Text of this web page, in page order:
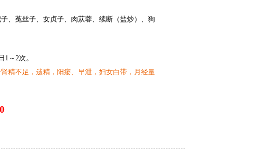
、菟丝子、女贞子、肉苁蓉、续断（盐炒）、狗
1～2次。
精不足，遗精，阳痿、早泄，妇女白带，月经量